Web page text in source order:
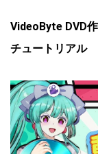
VideoByte DVD
チュートリアル